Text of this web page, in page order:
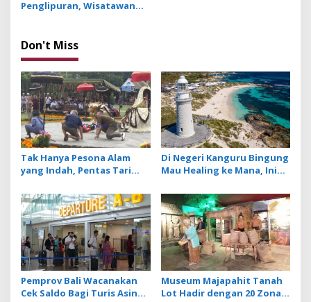
i
n
Penglipuran, Wisatawan
Don't Miss
Tak Hanya Pesona Alam
yang Indah, Pentas Tari
DTW Ulun Danu Beratan
saat Musim Libur
Di Negeri Kanguru Bingung
Mau Healing ke Mana, Ini
Relaksasi di Western
Australia
Pemprov Bali Wacanakan
Cek Saldo Bagi Turis Asing
Museum Majapahit Tanah
Lot Hadir dengan 20 Zona,